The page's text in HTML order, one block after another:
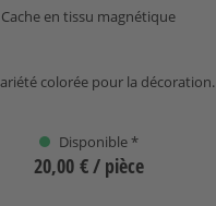
Cache en tissu magnétique
colorée pour la décoration.
Disponible *
20,00 €/ pièce